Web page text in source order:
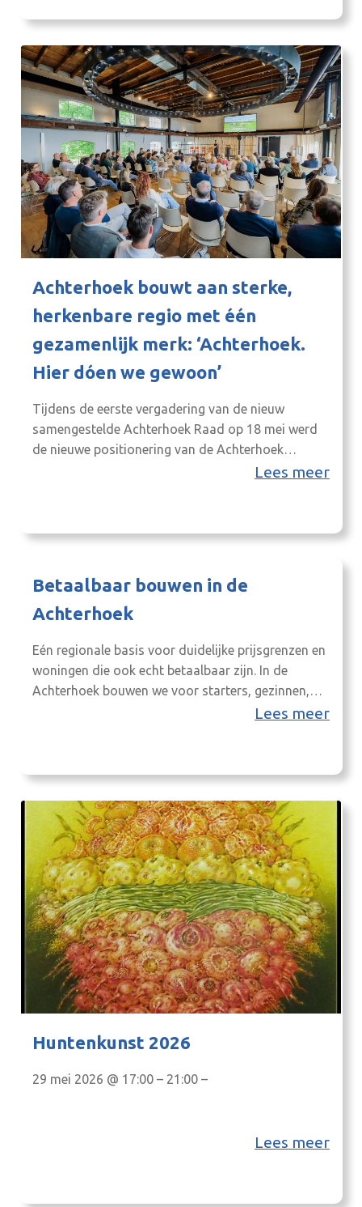
elkaar en met de regionale thema’s van de
Achterhoek bouwt aan sterke,
herkenbare regio met één
gezamenlijk merk: ‘Achterhoek.
Hier dóen we gewoon’
Tijdens de eerste vergadering van de nieuw
samengestelde Achterhoek Raad op 18 mei werd
de nieuwe positionering van de Achterhoek
gepresenteerd. Met een helder verhaal en een
sterke en herkenbare regio, onder één gezamenlijk
Lees meer
Betaalbaar bouwen in de
Achterhoek
Eén regionale basis voor duidelijke prijsgrenzen en
woningen die ook echt betaalbaar zijn. In de
Achterhoek bouwen we voor starters, gezinnen,
ouderen, doorstromers en mensen die een
betaalbaarheidsgrenzen. Zo weten ontwikkelaars,
binnen de regionale opgave. Wat bedoelen…
Lees meer
Huntenkunst 2026
29 mei 2026 @ 17:00 – 21:00 –
Lees meer